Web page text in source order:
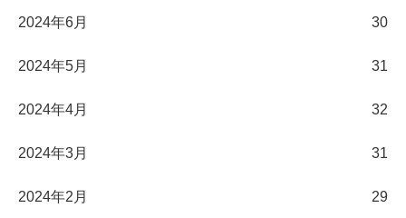
2024年6月 30
2024年5月 31
2024年4月 32
2024年3月 31
2024年2月 29